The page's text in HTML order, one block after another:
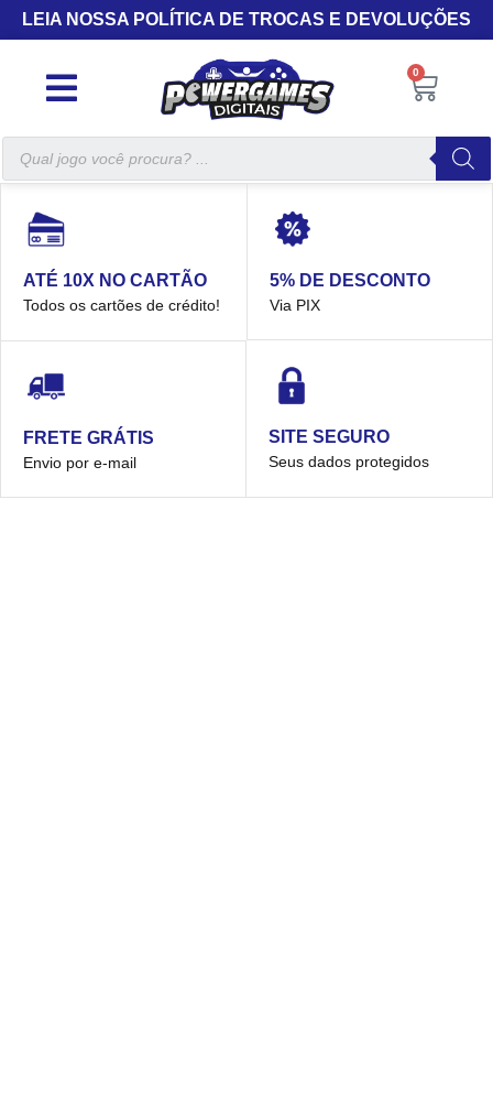
LEIA NOSSA POLÍTICA DE TROCAS E DEVOLUÇÕES
0
ATÉ 10X NO CARTÃO
Todos os cartões de crédito!
5% DE DESCONTO
Via PIX
FRETE GRÁTIS
Envio por e-mail
SITE SEGURO
Seus dados protegidos